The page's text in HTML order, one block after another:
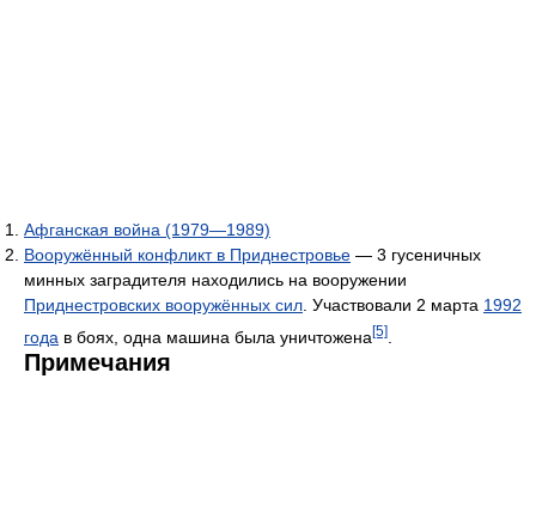
Афганская война (1979—1989)
Вооружённый конфликт в Приднестровье — 3 гусеничных
минных заградителя находились на вооружении
Приднестровских вооружённых сил . Участвовали 2 марта 1992
года в боях, одна машина была уничтожена[5]
Примечания